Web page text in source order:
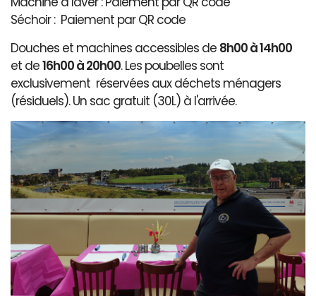
Séchoir : Paiement par QR code
Douches et machines accessibles de 8h00 à 14h00
et de16h00 à 20h00. Les poubelles sont
exclusivement réservées aux déchets ménagers
(résiduels). Un sac gratuit (30L) à l'arrivée.